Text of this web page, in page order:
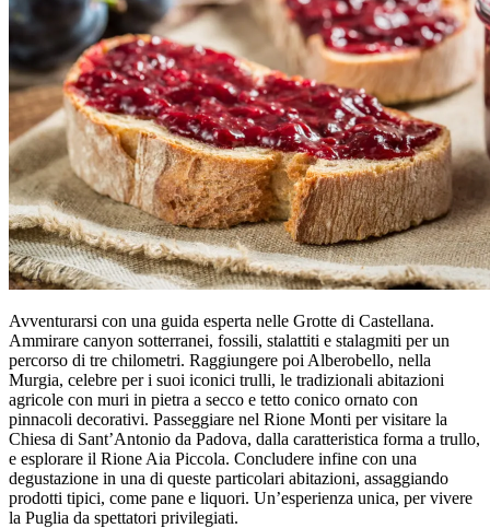
Avventurarsi con una guida esperta nelle Grotte di Castellana.
Ammirare canyon sotterranei, fossili, stalattiti e stalagmiti per un
percorso di tre chilometri. Raggiungere poi Alberobello, nella
Murgia, celebre per i suoi iconici trulli, le tradizionali abitazioni
agricole con muri in pietra a secco e tetto conico ornato con
pinnacoli decorativi. Passeggiare nel Rione Monti per visitare la
Chiesa di Sant’Antonio da Padova, dalla caratteristica forma a trullo,
e esplorare il Rione Aia Piccola. Concludere infine con una
degustazione in una di queste particolari abitazioni, assaggiando
prodotti tipici, come pane e liquori. Un’esperienza unica, per vivere
la Puglia da spettatori privilegiati.